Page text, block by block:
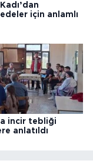
için anlamlı
incir tebliği
anlatıldı